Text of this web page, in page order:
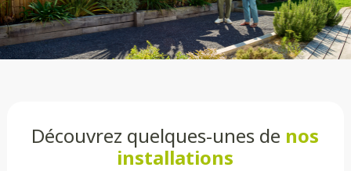
Découvrez quelques-unes de nos
installations